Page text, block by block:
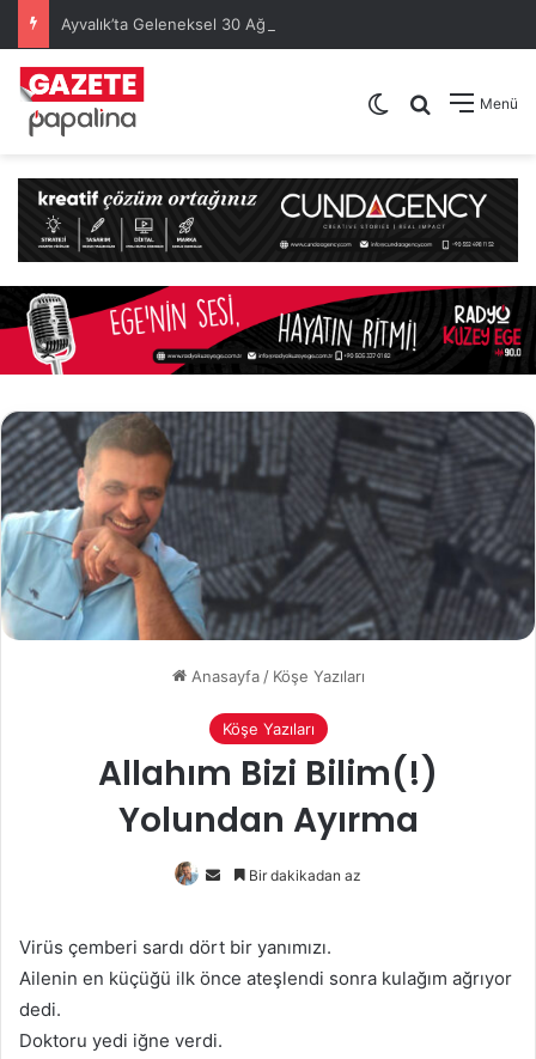
Menü
Arama yap
Dış görünümü
Anasayfa / Köşe Yazıları
Köşe Yazıları
Allahım Bizi Bilim(!)
Yolundan Ayırma
Bir
göndermek
Bir dakikadan az
Virüs çemberi sardı dört bir yanımızı.
Ailenin en küçüğü ilk önce ateşlendi sonra kulağım ağrıyor
dedi.
Doktoru yedi iğne verdi.